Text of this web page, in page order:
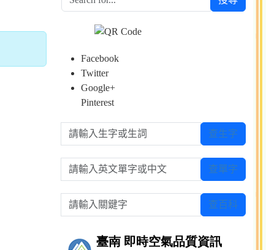
Facebook
Twitter
Google+
Pinterest
請輸入生字或生詞 查生字
請輸入英文單字或中文 查單字
請輸入關鍵字 查百科